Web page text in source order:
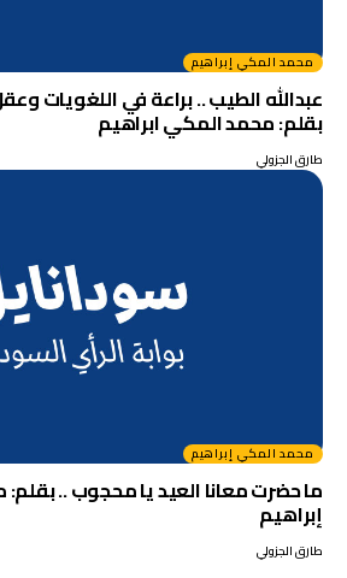
محمد المكي إبراهيم
عبدالله الطيب .. براعة في اللغويات
بقلم: محمد المكي ابراهيم
طارق الجزولي
محمد المكي إبراهيم
ما حضرت معانا العيد يا محجوب ..
إبراهيم
طارق الجزولي